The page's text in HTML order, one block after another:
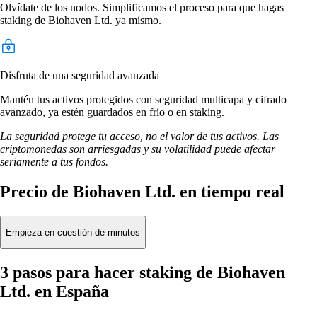
Olvídate de los nodos. Simplificamos el proceso para que hagas
staking de Biohaven Ltd. ya mismo.
Disfruta de una seguridad avanzada
Mantén tus activos protegidos con seguridad multicapa y cifrado
avanzado, ya estén guardados en frío o en staking.
La seguridad protege tu acceso, no el valor de tus activos. Las
criptomonedas son arriesgadas y su volatilidad puede afectar
seriamente a tus fondos.
Precio de Biohaven Ltd. en tiempo real
Empieza en cuestión de minutos
3 pasos para hacer staking de Biohaven
Ltd. en España